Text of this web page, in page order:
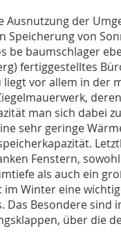
Ausnutzung der
Speicherung von
be baumschlager
fertiggestelltes
liegt vor allem in der
man sich dabei
sehr geringe
Fenstern,
als auch ein
Winter eine
Das Besondere sind
über die